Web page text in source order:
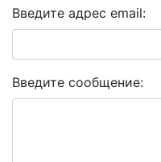
Введите адрес email:
Введите сообщение: